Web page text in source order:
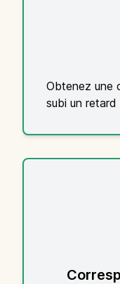
Obtenez une
subi un